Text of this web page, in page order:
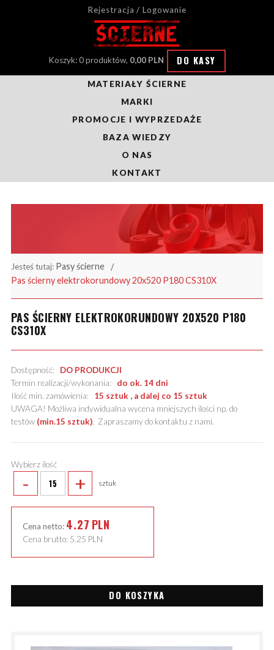
Rejestracja / Logowanie
Koszyk: 0 produktów, 0,00 PLN DO KASY
MATERIAŁY ŚCIERNE
MARKI
PROMOCJE I WYPRZEDAŻE
BAZA WIEDZY
O NAS
KONTAKT
Jesteś tutaj: Pasy ścierne
Pas ścierny elektrokorundowy 20x520 P180 CS310X
PAS ŚCIERNY ELEKTROKORUNDOWY 20X520 P180
CS310X
Dostępność: DO PRODUKCJI
Termin realizacji/wykonania: do ok. 14 dni
Ilość min. zamówienia: 15 sztuk , a dalej co 15 sztuk
UWAGA! Możliwa indywidualna wycena mniejszych ilości np. do
testów (min.15 sztuk). Zapraszamy do kontaktu z nami.
Wybierz ilość
- + sztuk
Cena netto: 4.27 PLN
Cena brutto: 5.25 PLN
DO KOSZYKA